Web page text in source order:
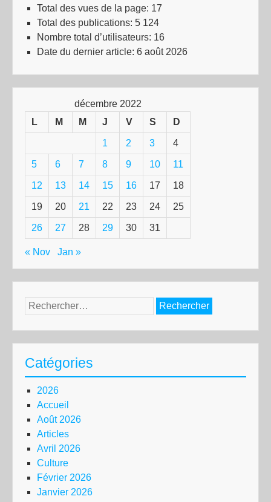
Total des vues de la page: 17
Total des publications: 5 124
Nombre total d’utilisateurs: 16
Date du dernier article: 6 août 2026
décembre 2022
L
M M J V S D
1 2 3 4
5 6 7 8 9 10 11
12 13 14 15 16 17 18
19 20 21 22 23 24 25
26 27 28 29 30 31
« Nov Jan »
Rechercher :
Catégories
2026
Accueil
Août 2026
Articles
Avril 2026
Culture
Février 2026
Janvier 2026